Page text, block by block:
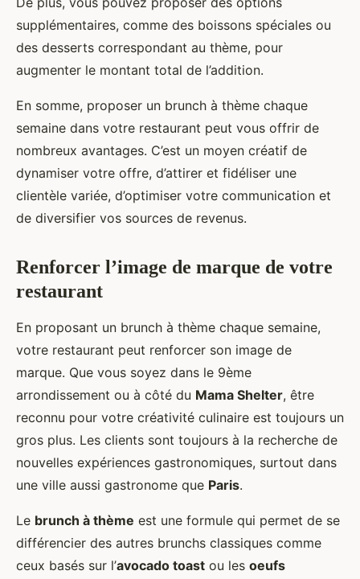
supplémentaires, comme des boissons spéciales ou
des desserts correspondant au thème, pour
augmenter le montant total de l’addition.
En somme, proposer un brunch à thème chaque
semaine dans votre restaurant peut vous offrir de
nombreux avantages. C’est un moyen créatif de
dynamiser votre offre, d’attirer et fidéliser une
clientèle variée, d’optimiser votre communication et
de diversifier vos sources de revenus.
Renforcer l’image de marque de votre
restaurant
En proposant un brunch à thème chaque semaine,
votre restaurant peut renforcer son image de
marque. Que vous soyez dans le 9ème
arrondissement ou à côté du Mama Shelter, être
reconnu pour votre créativité culinaire est toujours un
gros plus. Les clients sont toujours à la recherche de
nouvelles expériences gastronomiques, surtout dans
une ville aussi gastronome que Paris.
Le brunch à thème est une formule qui permet de se
différencier des autres brunchs classiques comme
ceux basés sur l’avocado toast ou les oeufs